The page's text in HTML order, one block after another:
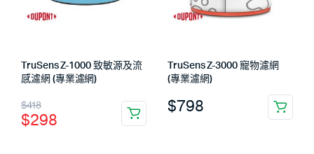
TruSens Z-1000 致敏源及流
感濾網 (專業濾網)
$418
$298
TruSens Z-3000 寵物濾網
(專業濾網)
$798